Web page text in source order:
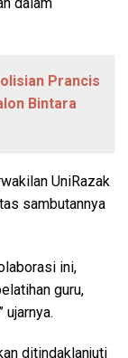
Prancis
Bintara
UniRazak
sambutannya
ini,
guru,
ujarnya.
ditindaklanjuti